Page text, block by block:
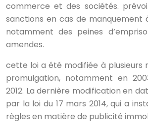
commerce et des sociétés.
sanctions en cas de manquement
notamment des peines
amendes.
cette loi a été modifiée à plusieurs
promulgation, notamment en
2012. La dernière modification en
par la loi du 17 mars 2014, qui a
règles en matière de publicité